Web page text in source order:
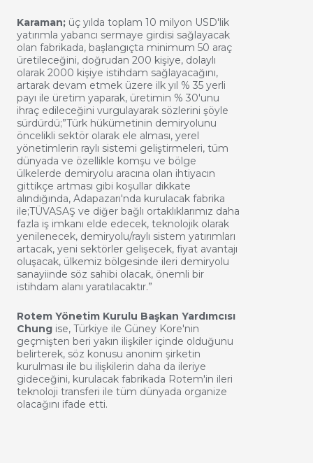
Karaman; üç yılda toplam 10 milyon USD'lik
yatırımla yabancı sermaye girdisi sağlayacak
olan fabrikada, başlangıçta minimum 50 araç
üretileceğini, doğrudan 200 kişiye, dolaylı
olarak 2000 kişiye istihdam sağlayacağını,
artarak devam etmek üzere ilk yıl % 35 yerli
payı ile üretim yaparak, üretimin % 30'unu
ihraç edileceğini vurgulayarak sözlerini şöyle
sürdürdü;”Türk hükümetinin demiryolunu
öncelikli sektör olarak ele alması, yerel
yönetimlerin raylı sistemi geliştirmeleri, tüm
dünyada ve özellikle komşu ve bölge
ülkelerde demiryolu aracına olan ihtiyacın
gittikçe artması gibi koşullar dikkate
alındığında, Adapazarı'nda kurulacak fabrika
ile;TÜVASAŞ ve diğer bağlı ortaklıklarımız daha
fazla iş imkanı elde edecek, teknolojik olarak
yenilenecek, demiryolu/raylı sistem yatırımları
artacak, yeni sektörler gelişecek, fiyat avantajı
oluşacak, ülkemiz bölgesinde ileri demiryolu
sanayiinde söz sahibi olacak, önemli bir
istihdam alanı yaratılacaktır.”
Rotem Yönetim Kurulu Başkan Yardımcısı
Chung ise, Türkiye ile Güney Kore'nin
geçmişten beri yakın ilişkiler içinde olduğunu
belirterek, söz konusu anonim şirketin
kurulması ile bu ilişkilerin daha da ileriye
gideceğini, kurulacak fabrikada Rotem'in ileri
teknoloji transferi ile tüm dünyada organize
olacağını ifade etti.